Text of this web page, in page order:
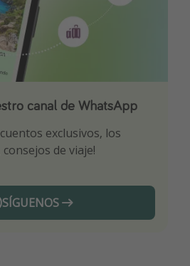
canal de WhatsApp
exclusivos, los
de viaje!
SÍGUENOS
app
nuestros chollazos
canal de Telegram!
ofertas seleccionadas para
en viajes
Telegram